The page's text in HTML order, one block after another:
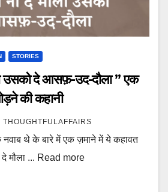
STORIES
उसको दे आसफ़-उद-दौला ” एक
की कहानी
THOUGHTFULAFFAIRS
थे के बारे में एक ज़माने में ये कहावत
मौला ... Read more